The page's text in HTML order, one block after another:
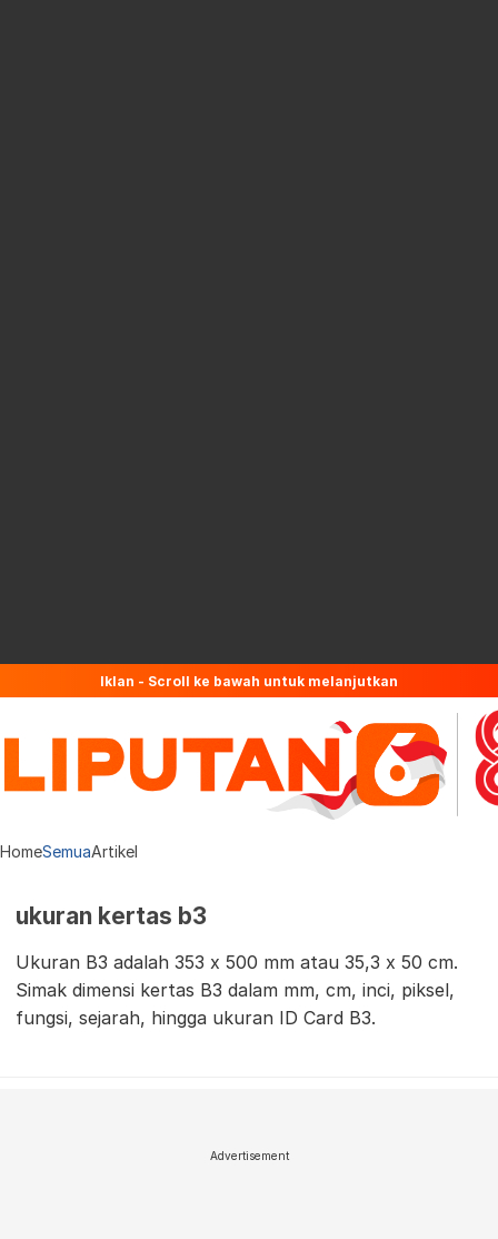
Iklan - Scroll ke bawah untuk melanjutkan
HomeSemuaArtikel
ukuran kertas b3
Ukuran B3 adalah 353 x 500 mm atau 35,3 x 50 cm.
Simak dimensi kertas B3 dalam mm, cm, inci, piksel,
fungsi, sejarah, hingga ukuran ID Card B3.
Advertisement